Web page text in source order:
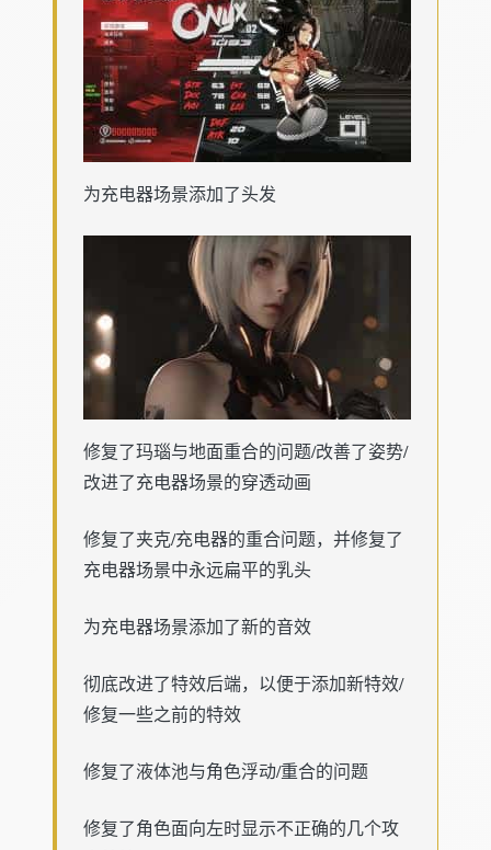
为充电器场景添加了头发
修复了玛瑙与地面重合的问题/改善了姿势/
改进了充电器场景的穿透动画
修复了夹克/充电器的重合问题，并修复了
充电器场景中永远扁平的乳头
为充电器场景添加了新的音效
彻底改进了特效后端，以便于添加新特效/
修复一些之前的特效
修复了液体池与角色浮动/重合的问题
修复了角色面向左时显示不正确的几个攻